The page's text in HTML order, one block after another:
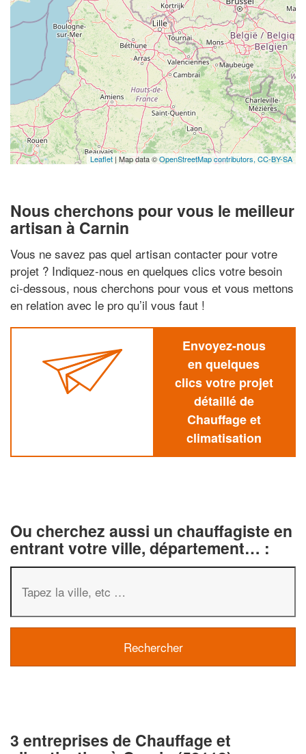
Leaflet | Map data ©OpenStreetMap contributors, CC-BY-SA
Nous cherchons pour vous le meilleur
artisan à Carnin
Vous ne savez pas quel artisan contacter pour votre
projet ? Indiquez-nous en quelques clics votre besoin
ci-dessous, nous cherchons pour vous et vous mettons
en relation avec le pro qu’il vous faut !
Envoyez-nous
en quelques
clics votre projet
détaillé de
Chauffage et
climatisation
Ou cherchez aussi un chauffagiste en
entrant votre ville, département… :
3 entreprises de Chauffage et